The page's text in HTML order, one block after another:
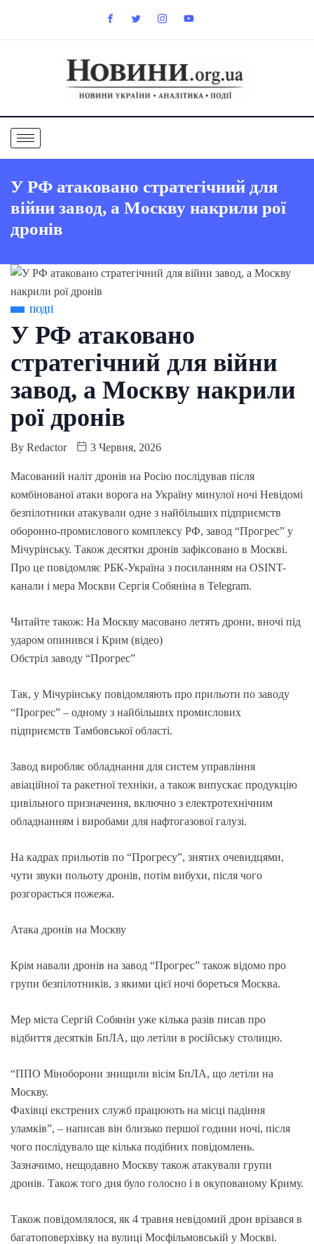
У РФ атаковано стратегічний для
війни завод, а Москву накрили рої
дронів
ПОДІЇ
У РФ атаковано
стратегічний для війни
завод, а Москву накрили
рої дронів
By Redactor 3 Червня, 2026
Масований наліт дронів на Росію послідував після
комбінованої атаки ворога на Україну минулої ночі Невідомі
безпілотники атакували одне з найбільших підприємств
оборонно-промислового комплексу РФ, завод “Прогрес” у
Мічурінську. Також десятки дронів зафіксовано в Москві.
Про це повідомляє РБК-Україна з посиланням на OSINT-
канали і мера Москви Сергія Собяніна в Telegram.
Читайте також: На Москву масовано летять дрони, вночі під
ударом опинився і Крим (відео)
Обстріл заводу “Прогрес”
Так, у Мічурінську повідомляють про прильоти по заводу
“Прогрес” – одному з найбільших промислових
підприємств Тамбовської області.
Завод виробляє обладнання для систем управління
авіаційної та ракетної техніки, а також випускає продукцію
цивільного призначення, включно з електротехнічним
обладнанням і виробами для нафтогазової галузі.
На кадрах прильотів по “Прогресу”, знятих очевидцями,
чути звуки польоту дронів, потім вибухи, після чого
розгорається пожежа.
Атака дронів на Москву
Крім навали дронів на завод “Прогрес” також відомо про
групи безпілотників, з якими цієї ночі бореться Москва.
Мер міста Сергій Собянін уже кілька разів писав про
відбиття десятків БпЛА, що летіли в російську столицю.
“ППО Міноборони знищили вісім БпЛА, що летіли на
Москву.
Фахівці екстрених служб працюють на місці падіння
уламків”, – написав він близько першої години ночі, після
чого послідувало ще кілька подібних повідомлень.
Зазначимо, нещодавно Москву також атакували групи
дронів. Також того дня було голосно і в окупованому Криму.
Також повідомлялося, як 4 травня невідомий дрон врізався в
багатоповерхівку на вулиці Мосфільмовській у Москві.